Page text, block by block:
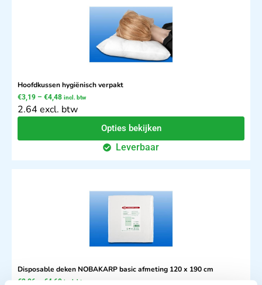
Hoofdkussen hygiënisch verpakt
€3,19 – €4,48 incl. btw
2.64 excl. btw
Opties bekijken
Leverbaar
Disposable deken NOBAKARP basic afmeting 120 x 190 cm
€2,06 €4,60 incl. btw